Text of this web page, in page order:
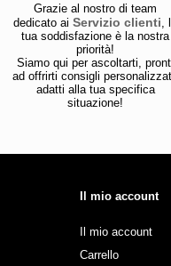
Grazie al nostro di team
dedicato aiServizio clienti
tua soddisfazione è la nostra
priorità!
Siamo qui per ascoltarti,
ad offrirti consigli
adatti alla tua specifica
situazione!
Il mio account
Il mio account
Carrello